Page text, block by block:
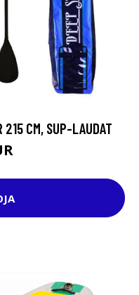
215 CM, SUP-LAUDAT